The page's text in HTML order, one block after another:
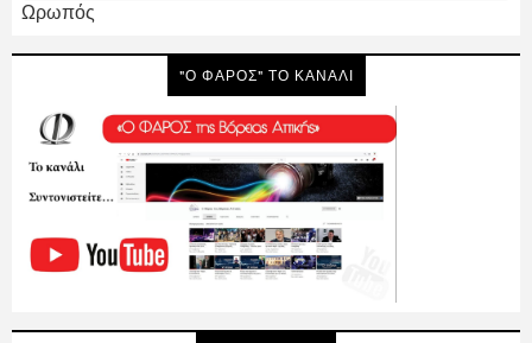
Ωρωπός
"Ο ΦΑΡΟΣ" ΤΟ ΚΑΝΑΛΙ